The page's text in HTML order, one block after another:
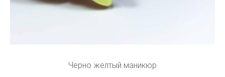
Черно желтый маникюр